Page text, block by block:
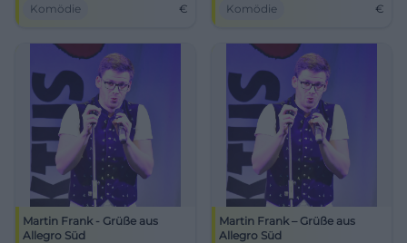
bayerisch.
Komödie €
erwartet Sie!
Komödie €
Martin Frank - Grüße aus
Allegro Süd
Martin Frank – Grüße aus
Allegro Süd